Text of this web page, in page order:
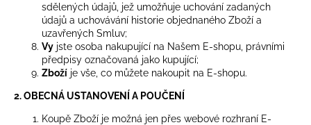
sdělených údajů, jež umožňuje uchování zadaných
údajů a uchovávání historie objednaného Zboží a
uzavřených Smluv;
Vy jste osoba nakupující na Našem E-shopu, právními
předpisy označovaná jako kupující;
Zboží je vše, co můžete nakoupit na E-shopu.
2. OBECNÁ USTANOVENÍ A POUČENÍ
Koupě Zboží je možná jen přes webové rozhraní E-